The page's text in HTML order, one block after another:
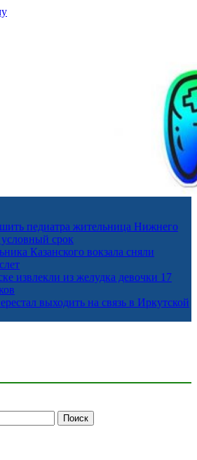
педиатра жительница Нижнего
срок
Казанского вокзала сняли
извлекли из желудка девочки 17
выходить на связь в Иркутской